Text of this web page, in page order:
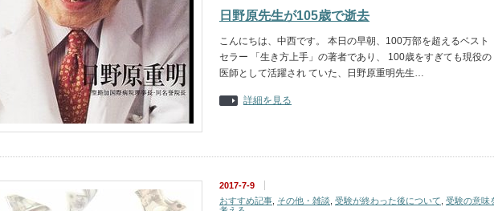
日野原先生が105歳で逝去
こんにちは、中西です。 本日の早朝、100万部を超えるベスト
セラー 「生き方上手」の著者であり、 100歳をすぎても現役の
医師として活躍され ていた、日野原重明先生…
詳細を見る
2017-7-9
おすすめ記事 その他・雑談 受験が終わった後について 受験の意味